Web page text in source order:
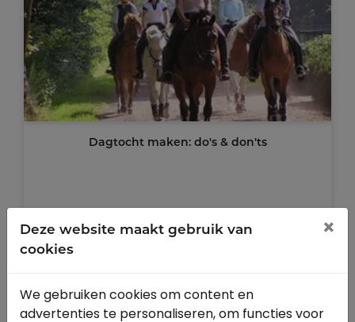
Dagtocht maken: do's & don'ts
Deze website maakt gebruik van
cookies
×
We gebruiken cookies om content en
advertenties te personaliseren, om functies voor